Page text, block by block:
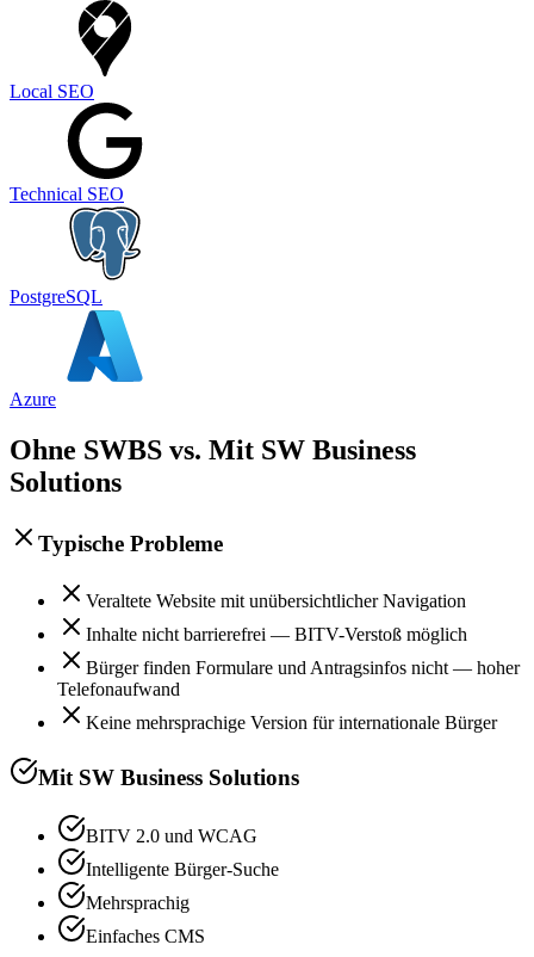
Local SEO
Technical SEO
PostgreSQL
Azure
Ohne SWBS vs. Mit SW Business
Solutions
Typische Probleme
Veraltete Website mit unübersichtlicher Navigation
Inhalte nicht barrierefrei — BITV-Verstoß möglich
Bürger finden Formulare und Antragsinfos nicht — hoher
Telefonaufwand
Keine mehrsprachige Version für internationale Bürger
Mit SW Business Solutions
BITV 2.0 und WCAG
Intelligente Bürger-Suche
Mehrsprachig
Einfaches CMS